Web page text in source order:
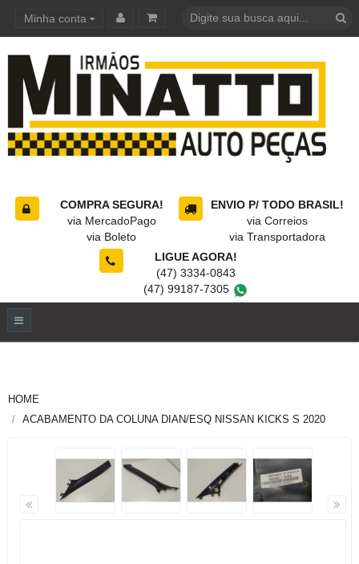
Minha conta
COMPRA SEGURA!
via MercadoPago
via Boleto
ENVIO P/ TODO BRASIL!
via Correios
via Transportadora
LIGUE AGORA!
(47) 3334-0843
(47) 99187-7305
HOME
ACABAMENTO DA COLUNA DIAN/ESQ NISSAN KICKS S 2020